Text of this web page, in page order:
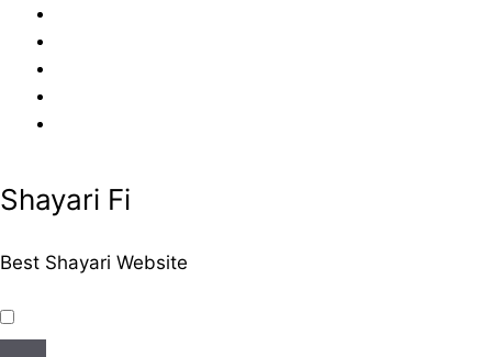
content
Shayari Fi
Best Shayari Website